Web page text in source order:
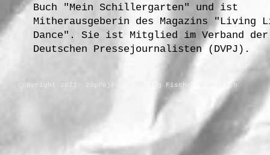
Buch "Mein Schillergarten" und ist
Mitherausgeberin des Magazins "Living
Dance". Sie ist Mitglied im Verband der
Deutschen Pressejournalisten (DVPJ).
Copyright 2022- 2dproject / Verlag Fischer & Gerlach